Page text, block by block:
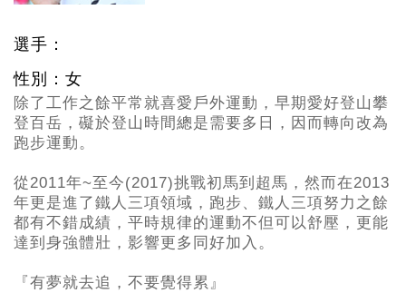
選手：
性別：女
除了工作之餘平常就喜愛戶外運動，早期愛好登山攀
登百岳，礙於登山時間總是需要多日，因而轉向改為
跑步運動。
從2011年~至今(2017)挑戰初馬到超馬，然而在2013
年更是進了鐵人三項領域，跑步、鐵人三項努力之餘
都有不錯成績，平時規律的運動不但可以舒壓，更能
達到身強體壯，影響更多同好加入。
『有夢就去追，不要覺得累』